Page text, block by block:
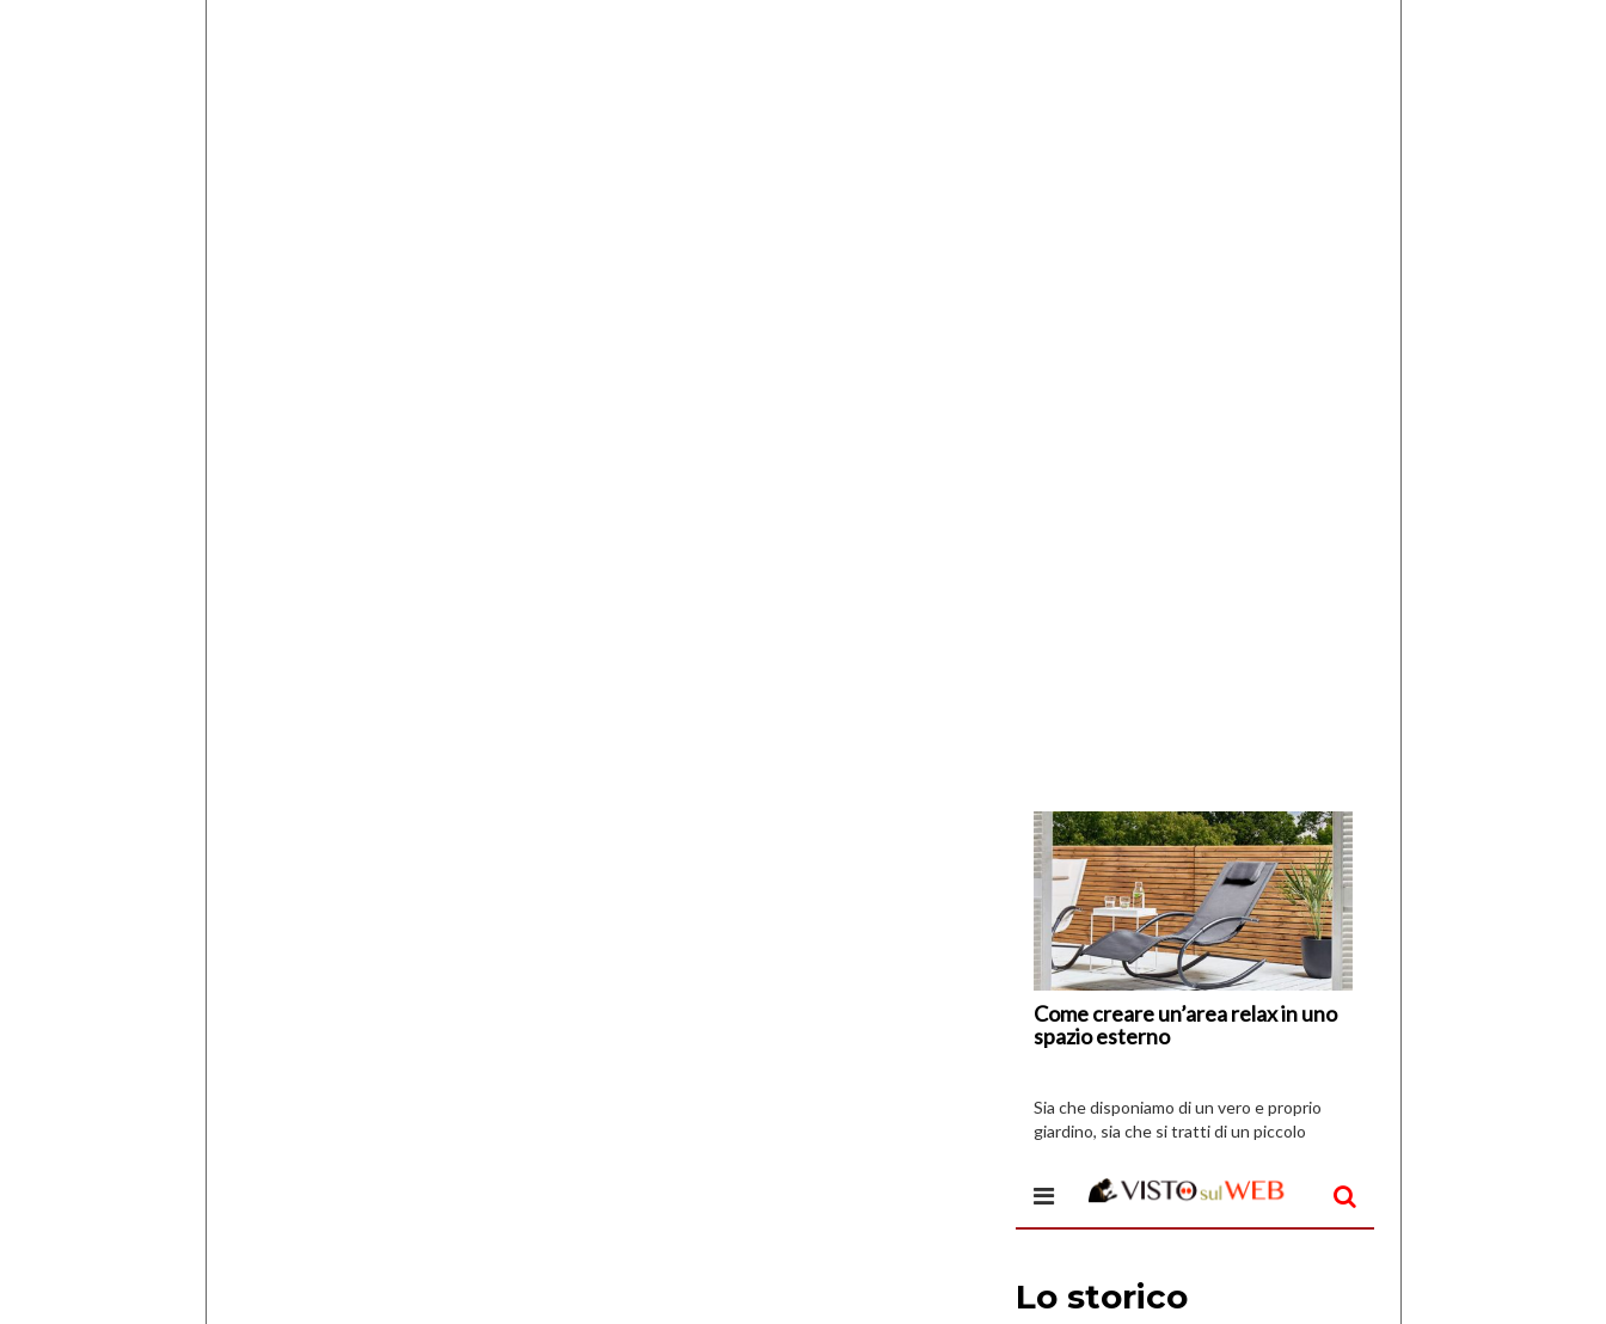
Come creare un’area relax in uno
spazio esterno
di
I
Vespri
Sia che disponiamo di un vero e proprio
giardino, sia che si tratti di un piccolo